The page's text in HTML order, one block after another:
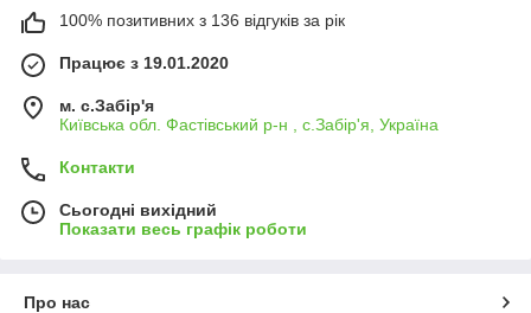
100% позитивних з 136 відгуків за рік
Працює з 19.01.2020
м. с.Забір'я
Київська обл. Фастівський р-н , с.Забір'я, Україна
Контакти
Сьогодні вихідний
Показати весь графік роботи
Про нас